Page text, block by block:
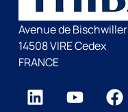
Avenue de Bischwiller
14508 VIRE Cedex
FRANCE